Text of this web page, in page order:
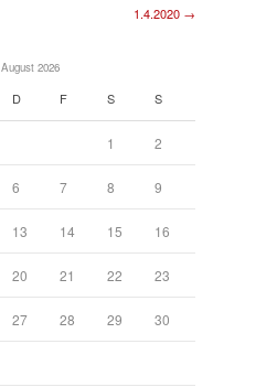
1.4.2020 →
August 2026
D F S S
1 2
6 7 8 9
13 14 15 16
20 21 22 23
27 28 29 30